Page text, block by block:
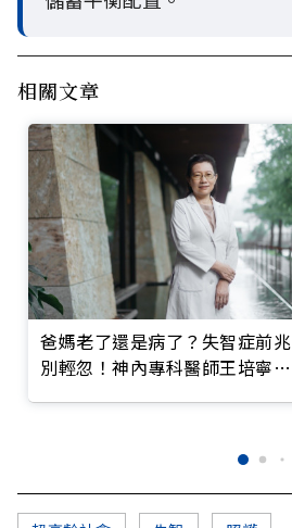
相關文章
爸媽老了還是病了？失智症前兆
別輕忽！神內專科醫師王培寧呼